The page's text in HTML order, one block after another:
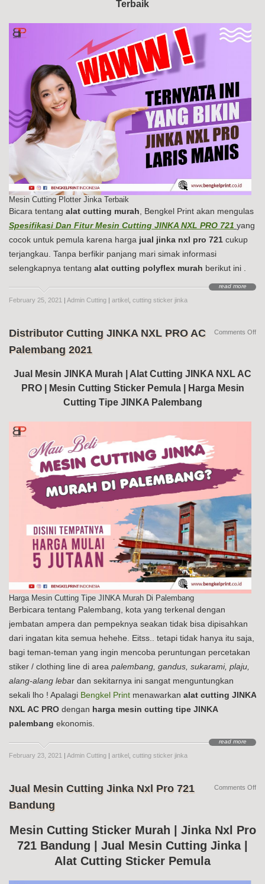
Terbaik
Mesin Cutting Plotter Jinka Terbaik
Bicara tentang alat cutting murah , Bengkel Print akan mengulas
Spesifikasi Dan Fitur Mesin Cutting JINKA NXL PRO 721 yang
cocok untuk pemula karena harga jual jinka nxl pro 721 cukup
terjangkau. Tanpa berfikir panjang mari simak informasi
selengkapnya tentang alat cutting polyflex murah berikut ini .
read more
February 25, 2021 | Admin Cutting | artikel cutting sticker jinka
Distributor Cutting JINKA NXL PRO AC
Palembang 2021
Jual Mesin JINKA Murah | Alat Cutting JINKA NXL AC
PRO | Mesin Cutting Sticker Pemula | Harga Mesin
Cutting Tipe JINKA Palembang
Harga Mesin Cutting Tipe JINKA Murah Di Palembang
Berbicara tentang Palembang, kota yang terkenal dengan
jembatan ampera dan pempeknya seakan tidak bisa dipisahkan
dari ingatan kita semua hehehe. Eitss.. tetapi tidak hanya itu saja,
bagi teman-teman yang ingin mencoba peruntungan percetakan
stiker / clothing line di area palembang, gandus, sukarami, plaju,
alang-alang lebar dan sekitarnya ini sangat menguntungkan
sekali lho ! Apalagi Bengkel Print menawarkan alat cutting JINKA
NXL AC PRO dengan harga mesin cutting tipe JINKA
palembang ekonomis.
read more
February 23, 2021 | Admin Cutting | artikel cutting sticker jinka
Comments Offon
Jual Mesin Cutting Jinka Nxl Pro 721
Bandung
Mesin Cutting Sticker Murah | Jinka Nxl Pro
721 Bandung | Jual Mesin Cutting Jinka |
Alat Cutting Sticker Pemula
Comments Offon
Nxl